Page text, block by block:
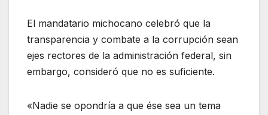
El mandatario michocano celebró que la
transparencia y combate a la corrupción sean
ejes rectores de la administración federal, sin
embargo, consideró que no es suficiente.
«Nadie se opondría a que ése sea un tema